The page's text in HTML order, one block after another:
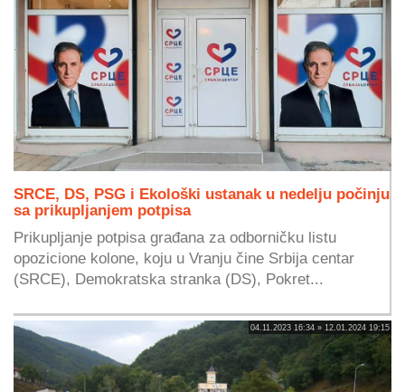
SRCE, DS, PSG i Ekološki ustanak u nedelju počinju
sa prikupljanjem potpisa
Prikupljanje potpisa građana za odborničku listu
opozicione kolone, koju u Vranju čine Srbija centar
(SRCE), Demokratska stranka (DS), Pokret...
04.11.2023 16:34 » 12.01.2024 19:15